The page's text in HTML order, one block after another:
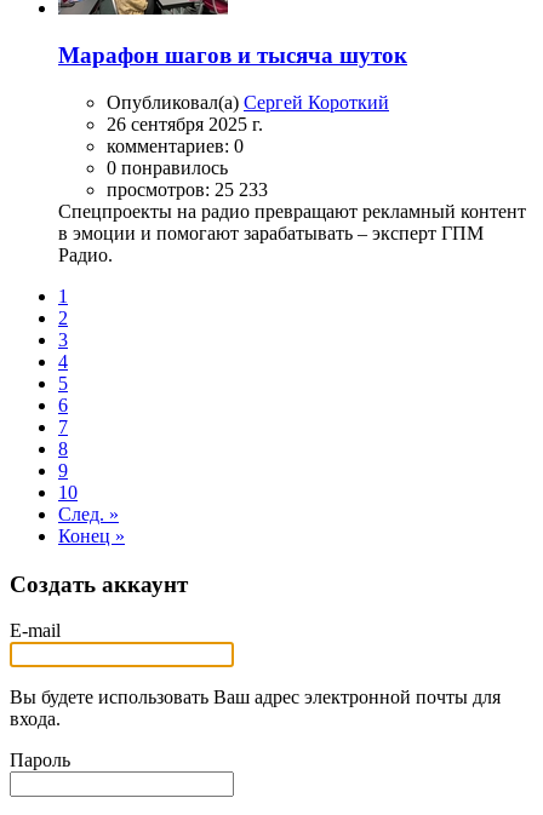
Марафон шагов и тысяча шуток
Опубликовал(а) Сергей Короткий
26 сентября 2025 г.
комментариев: 0
0 понравилось
просмотров: 25 233
Спецпроекты на радио превращают рекламный контент
в эмоции и помогают зарабатывать – эксперт ГПМ
Радио.
1
2
3
4
5
6
7
8
9
10
След. »
Конец »
Создать аккаунт
E-mail
Вы будете использовать Ваш адрес электронной почты для
входа.
Пароль